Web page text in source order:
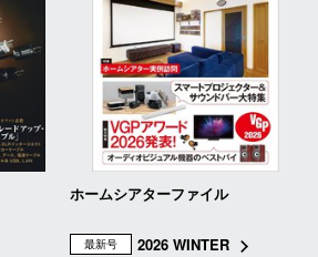
ホームシアターファイル
最新号
2026 WINTER